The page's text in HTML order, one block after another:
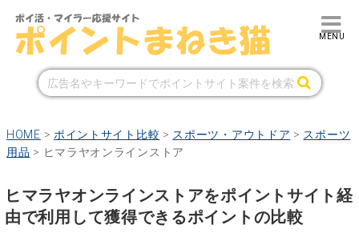
HOME > ポイントサイト比較 > スポーツ・アウトドア > スポーツ
用品 > ヒマラヤオンラインストア
ヒマラヤオンラインストアをポイントサイト経
由で利用して獲得できるポイントの比較